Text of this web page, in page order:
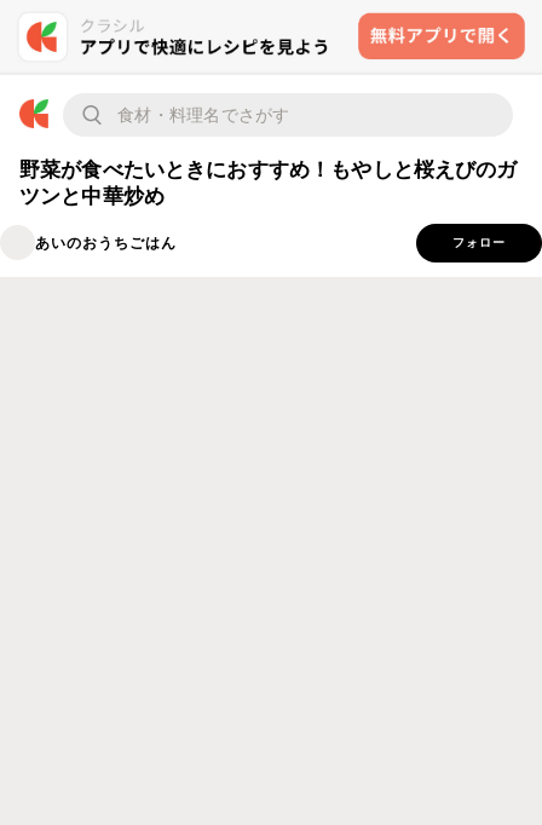
野菜が食べたいときにおすすめ！もやしと桜えびのガ
ツンと中華炒め
あいのおうちごはん フォロー